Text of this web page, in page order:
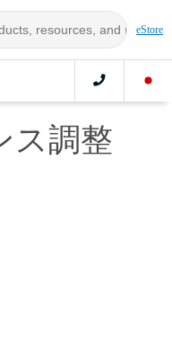
eStore
ス調整